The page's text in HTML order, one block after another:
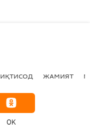
ИҚТИСОД ЖАМИЯТ
OK